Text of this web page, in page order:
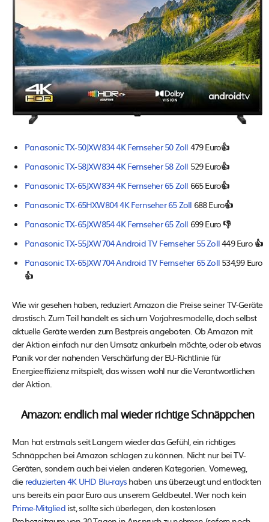
Panasonic TX-50JXW834 4K Fernseher 50 Zoll 479 Euro👍
Panasonic TX-58JXW834 4K Fernseher 58 Zoll 529 Euro👍
Panasonic TX-65JXW834 4K Fernseher 65 Zoll 665 Euro👍
Panasonic TX-65HXW804 4K Fernseher 65 Zoll 688 Euro👍
Panasonic TX-65JXW854 4K Fernseher 65 Zoll 699 Euro👎
Panasonic TX-55JXW704 Android TV Fernseher 55 Zoll449 Euro 👍
Panasonic TX-65JXW704 Android TV Fernseher 65 Zoll 534,99 Euro
👍
Wie wir gesehen haben, reduziert Amazon die Preise seiner TV-Geräte
drastisch. Zum Teil handelt es sich um Vorjahresmodelle, doch selbst
aktuelle Geräte werden zum Bestpreis angeboten. Ob Amazon mit
der Aktion einfach nur den Umsatz ankurbeln möchte, oder ob etwas
Panik vor der nahenden Verschärfung der EU-Richtlinie für
Energieeffizienz mitspielt, das wissen wohl nur die Verantwortlichen
der Aktion.
Amazon: endlich mal wieder richtige Schnäppchen
Man hat erstmals seit Langem wieder das Gefühl, ein richtiges
Schnäppchen bei Amazon schlagen zu können. Nicht nur bei TV-
Geräten, sondern auch bei vielen anderen Kategorien. Vorneweg,
diereduzierten 4K UHD Blu-rays haben uns überzeugt und entlockten
uns bereits ein paar Euro aus unserem Geldbeutel. Wer noch kein
Prime-Mitgliedist, sollte sich überlegen, den kostenlosen